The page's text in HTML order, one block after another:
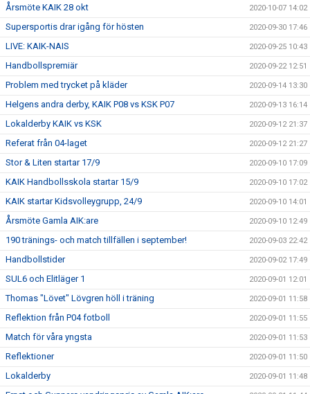
Årsmöte KAIK 28 okt 2020-10-07 14:02
Supersportis drar igång för hösten 2020-09-30 17:46
LIVE: KAIK-NAIS 2020-09-25 10:43
Handbollspremiär 2020-09-22 12:51
Problem med trycket på kläder 2020-09-14 13:30
Helgens andra derby, KAIK P08 vs KSK P07 2020-09-13 16:14
Lokalderby KAIK vs KSK 2020-09-12 21:37
Referat från 04-laget 2020-09-12 21:27
Stor & Liten startar 17/9 2020-09-10 17:09
KAIK Handbollsskola startar 15/9 2020-09-10 17:02
KAIK startar Kidsvolleygrupp, 24/9 2020-09-10 14:01
Årsmöte Gamla AIK:are 2020-09-10 12:49
190 tränings- och match tillfällen i september! 2020-09-03 22:42
Handbollstider 2020-09-02 17:49
SUL6 och Elitläger 1 2020-09-01 12:01
Thomas "Lövet" Lövgren höll i träning 2020-09-01 11:58
Reflektion från P04 fotboll 2020-09-01 11:55
Match för våra yngsta 2020-09-01 11:53
Reflektioner 2020-09-01 11:50
Lokalderby 2020-09-01 11:48